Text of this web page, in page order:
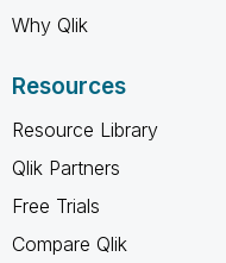
Why Qlik
Resources
Resource Library
Qlik Partners
Free Trials
Compare Qlik